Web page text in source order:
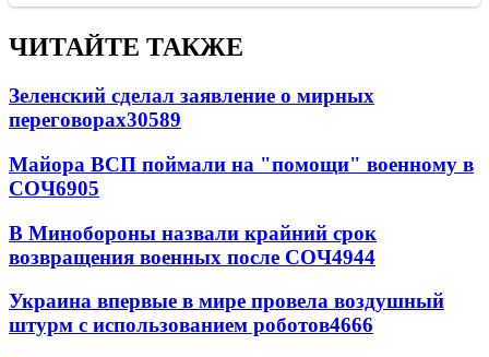
ЧИТАЙТЕ ТАКЖЕ
Зеленский сделал заявление о мирных
переговорах30589
Майора ВСП поймали на "помощи" военному в
СОЧ6905
В Минобороны назвали крайний срок
возвращения военных после СОЧ4944
Украина впервые в мире провела воздушный
штурм с использованием роботов4666